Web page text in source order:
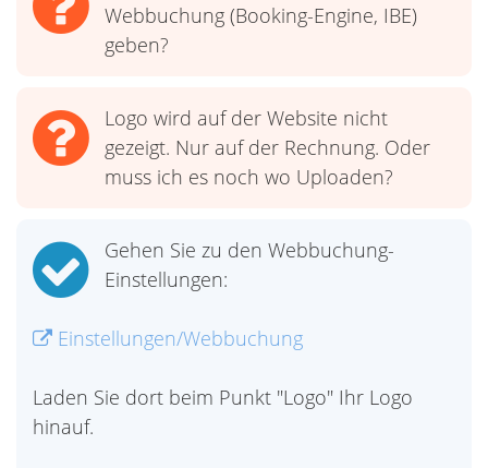
Webbuchung (Booking-Engine, IBE)
geben?
Logo wird auf der Website nicht
gezeigt. Nur auf der Rechnung. Oder
muss ich es noch wo Uploaden?
Gehen Sie zu den Webbuchung-
Einstellungen:
Einstellungen/Webbuchung
Laden Sie dort beim Punkt "Logo" Ihr Logo
hinauf.